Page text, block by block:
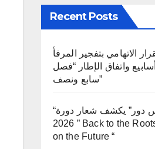
Recent Posts
الاتهامي بتفجير المرفأ
واتفاق الإطار “فصل
سابع ونصف”
“الموركس دور” يكشف شعار دورة
2026 ” Back to the Roots… Eye
on the Future “